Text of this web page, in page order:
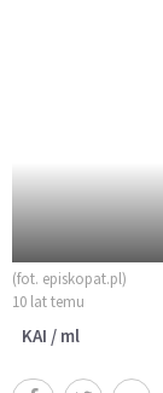
(fot. episkopat.pl)
10 lat temu
KAI / ml